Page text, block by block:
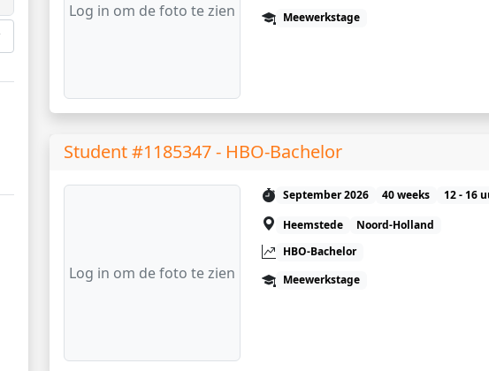
Log in om de foto te zien
Meewerkstage
Student #1185347 - HBO-Bachelor
Log in om de foto te zien
September 2026 40 weeks
12 - 16
Heemstede
Noord-Holland
HBO-Bachelor
Meewerkstage